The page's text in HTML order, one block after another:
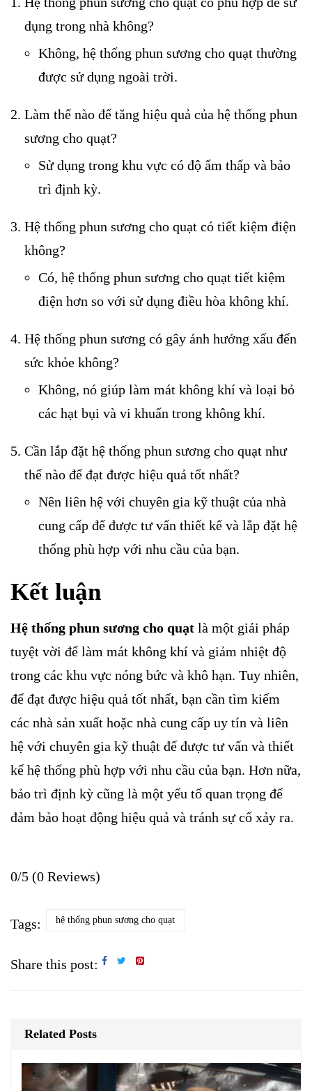
dụng trong nhà không?
Không, hệ thống phun sương cho quạt thường
được sử dụng ngoài trời.
Làm thế nào để tăng hiệu quả của hệ thống phun
sương cho quạt?
Sử dụng trong khu vực có độ ẩm thấp và bảo
trì định kỳ.
Hệ thống phun sương cho quạt có tiết kiệm điện
không?
Có, hệ thống phun sương cho quạt tiết kiệm
điện hơn so với sử dụng điều hòa không khí.
Hệ thống phun sương có gây ảnh hưởng xấu đến
sức khỏe không?
Không, nó giúp làm mát không khí và loại bỏ
các hạt bụi và vi khuẩn trong không khí.
Cần lắp đặt hệ thống phun sương cho quạt như
thế nào để đạt được hiệu quả tốt nhất?
Nên liên hệ với chuyên gia kỹ thuật của nhà
cung cấp để được tư vấn thiết kế và lắp đặt hệ
thống phù hợp với nhu cầu của bạn.
Kết luận
Hệ thống phun sương cho quạt là một giải pháp
tuyệt vời để làm mát không khí và giảm nhiệt độ
trong các khu vực nóng bức và khô hạn. Tuy nhiên,
để đạt được hiệu quả tốt nhất, bạn cần tìm kiếm
các nhà sản xuất hoặc nhà cung cấp uy tín và liên
hệ với chuyên gia kỹ thuật để được tư vấn và thiết
kế hệ thống phù hợp với nhu cầu của bạn. Hơn nữa,
bảo trì định kỳ cũng là một yếu tố quan trọng để
đảm bảo hoạt động hiệu quả và tránh sự cố xảy ra.
0/5 (0 Reviews)
Tags: hệ thống phun sương cho quạt
Share this post:
Related Posts